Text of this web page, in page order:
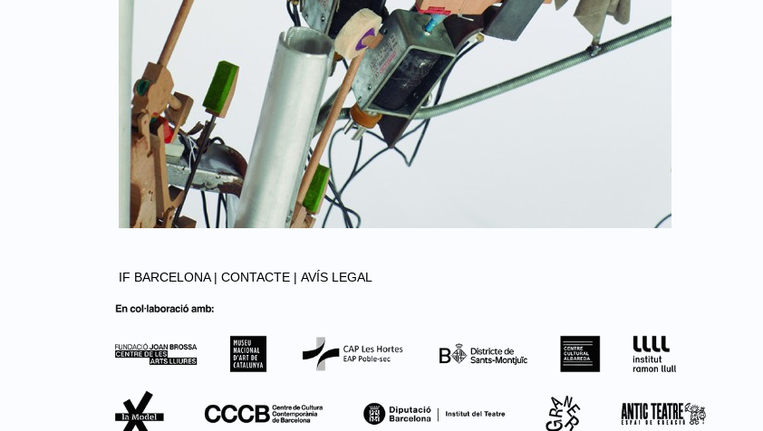
IF BARCELONA | CONTACTE | AVÍS LEGAL